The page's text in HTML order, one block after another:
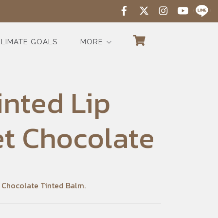
GOALS MORE
Lip
Chocolate
Tinted Balm.